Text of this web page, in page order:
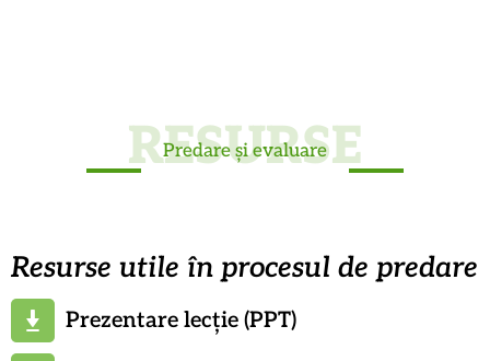
RESURSE
Predare și evaluare
Resurse utile în procesul de predare
Prezentare lecție (PPT)